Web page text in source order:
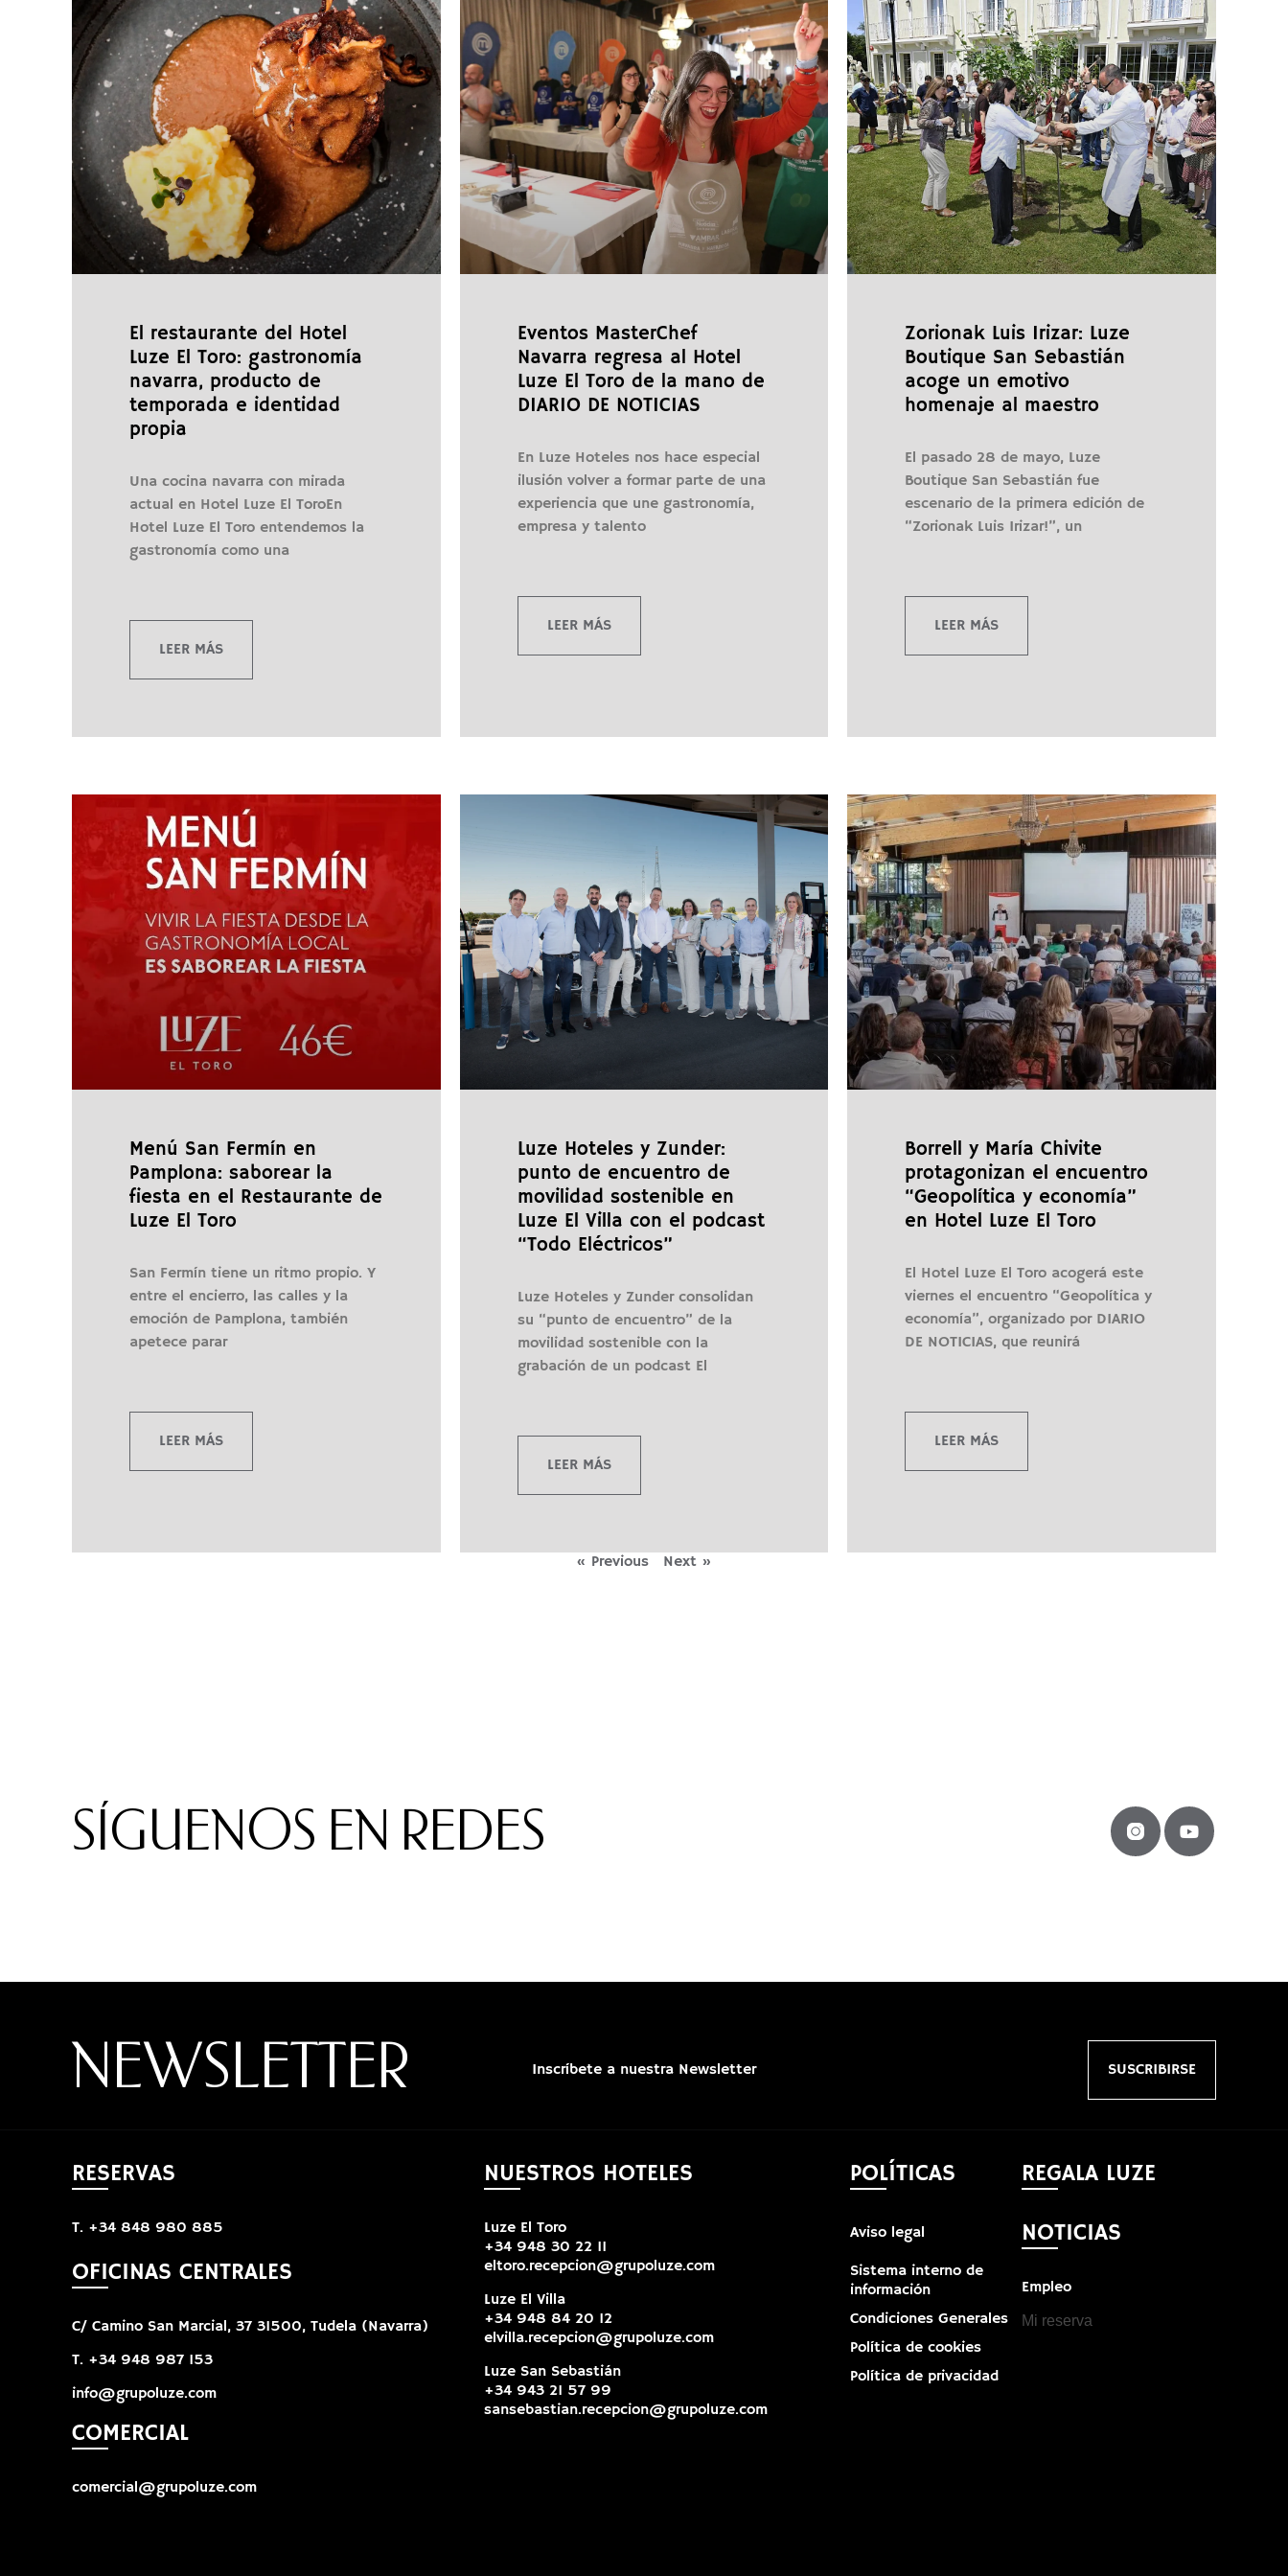
El restaurante del Hotel
Luze El Toro: gastronomía
navarra, producto de
temporada e identidad
propia
Una cocina navarra con mirada
actual en Hotel Luze El ToroEn
Hotel Luze El Toro entendemos la
gastronomía como una
LEER MÁS
Eventos MasterChef
Navarra regresa al Hotel
Luze El Toro de la mano de
DIARIO DE NOTICIAS
En Luze Hoteles nos hace especial
ilusión volver a formar parte de una
experiencia que une gastronomía,
empresa y talento
LEER MÁS
Zorionak Luis Irizar: Luze
Boutique San Sebastián
acoge un emotivo
homenaje al maestro
El pasado 28 de mayo, Luze
Boutique San Sebastián fue
escenario de la primera edición de
“Zorionak Luis Irizar!”, un
LEER MÁS
Menú San Fermín en
Pamplona: saborear la
fiesta en el Restaurante de
Luze El Toro
San Fermín tiene un ritmo propio. Y
entre el encierro, las calles y la
emoción de Pamplona, también
apetece parar
LEER MÁS
Luze Hoteles y Zunder:
punto de encuentro de
movilidad sostenible en
Luze El Villa con el podcast
“Todo Eléctricos”
Luze Hoteles y Zunder consolidan
su “punto de encuentro” de la
movilidad sostenible con la
grabación de un podcast El
LEER MÁS
Borrell y María Chivite
protagonizan el encuentro
“Geopolítica y economía”
en Hotel Luze El Toro
El Hotel Luze El Toro acogerá este
viernes el encuentro “Geopolítica y
economía”, organizado por DIARIO
DE NOTICIAS, que reunirá
LEER MÁS
« Previous Next »
SÍGUENOS EN REDES
NEWSLETTER Inscríbete a nuestra Newsletter SUSCRIBIRSE
RESERVAS
T. +34 848 980 885
OFICINAS CENTRALES
C/ Camino San Marcial, 37 31500, Tudela (Navarra)
T. +34 948 987 153
info@grupoluze.com
COMERCIAL
comercial@grupoluze.com
NUESTROS HOTELES
Luze El Toro
+34 948 30 22 11
eltoro.recepcion@grupoluze.com
Luze El Villa
+34 948 84 20 12
elvilla.recepcion@grupoluze.com
Luze San Sebastián
+34 943 21 57 99
sansebastian.recepcion@grupoluze.com
POLÍTICAS
Aviso legal
Sistema interno de
información
Condiciones Generales
Política de cookies
Política de privacidad
REGALA LUZE
NOTICIAS
Empleo
Mi reserva